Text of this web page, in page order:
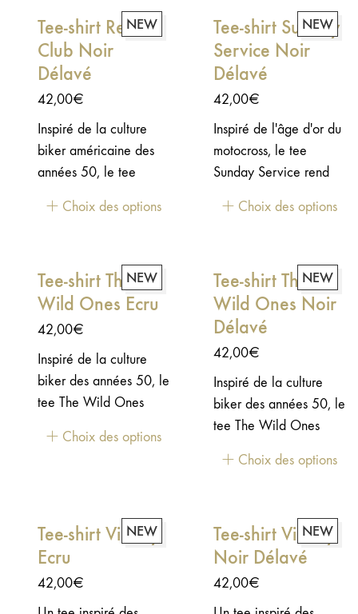
personnage rétro et son
lettrage racing vintage,
il est conçu pour ceux
qui aiment toujours aller
moto et le style. Un
design classique ancré
dans l'héritage,
l'artisanat et l'esprit de
NEW
Tee-shirt Rebel
Club Noir
Délavé
42,00€
Inspiré de la culture
biker américaine des
années 50, le tee
hommage aux pionniers
vintage célébrant la
liberté, l'indépendance
et la passion des deux
Choix des options
NEW
Tee-shirt Sunday
Service Noir
Délavé
42,00€
Inspiré de l'âge d'or du
motocross, le tee
Sunday Service rend
ends passés sur les
partagé par des
générations de pilotes
et de passionnés.
Choix des options
NEW
Tee-shirt The
Wild Ones Ecru
42,00€
Inspiré de la culture
biker des années 50, le
tee The Wild Ones
clubs, aux pilotes et
discret à l'un des films
de moto les plus
influents jamais réalisés.
Choix des options
NEW
Tee-shirt The
Wild Ones Noir
Délavé
42,00€
Inspiré de la culture
biker des années 50, le
tee The Wild Ones
clubs, aux pilotes et
époque. Un clin d'œil
discret à l'un des films
de moto les plus
Choix des options
NEW
Tee-shirt Victory
Ecru
42,00€
NEW
Tee-shirt Victory
Noir Délavé
42,00€